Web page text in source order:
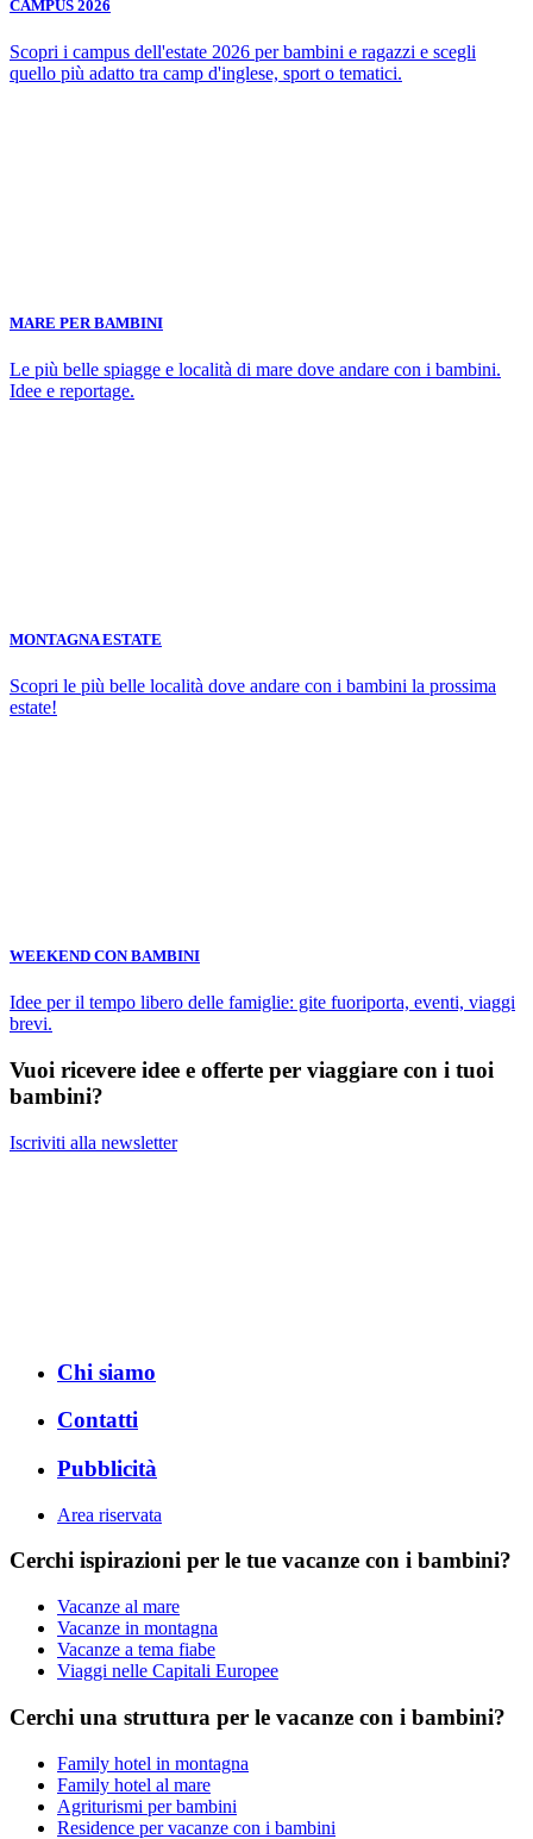
CAMPUS 2026
Scopri i campus dell'estate 2026 per bambini e ragazzi e scegli
quello più adatto tra camp d'inglese, sport o tematici.
MARE PER BAMBINI
Le più belle spiagge e località di mare dove andare con i bambini.
Idee e reportage.
MONTAGNA ESTATE
Scopri le più belle località dove andare con i bambini la prossima
estate!
WEEKEND CON BAMBINI
Idee per il tempo libero delle famiglie: gite fuoriporta, eventi, viaggi
brevi.
Vuoi ricevere idee e offerte per viaggiare con i tuoi
bambini?
Iscriviti alla newsletter
Chi siamo
Contatti
Pubblicità
Area riservata
Cerchi ispirazioni per le tue vacanze con i bambini?
Vacanze al mare
Vacanze in montagna
Vacanze a tema fiabe
Viaggi nelle Capitali Europee
Cerchi una struttura per le vacanze con i bambini?
Family hotel in montagna
Family hotel al mare
Agriturismi per bambini
Residence per vacanze con i bambini